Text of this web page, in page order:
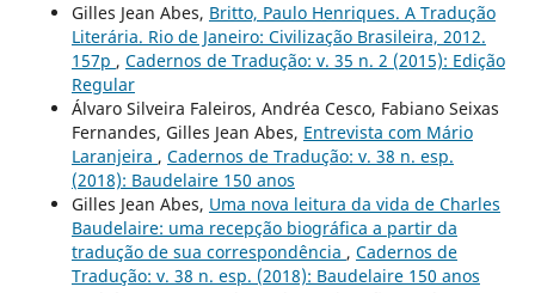
Gilles Jean Abes, Britto, Paulo Henriques. A Tradução
Literária. Rio de Janeiro: Civilização Brasileira, 2012.
157p , Cadernos de Tradução: v. 35 n. 2 (2015): Edição
Regular
Álvaro Silveira Faleiros, Andréa Cesco, Fabiano Seixas
Fernandes, Gilles Jean Abes, Entrevista com Mário
Laranjeira , Cadernos de Tradução: v. 38 n. esp.
(2018): Baudelaire 150 anos
Gilles Jean Abes, Uma nova leitura da vida de Charles
Baudelaire: uma recepção biográfica a partir da
tradução de sua correspondência , Cadernos de
Tradução: v. 38 n. esp. (2018): Baudelaire 150 anos